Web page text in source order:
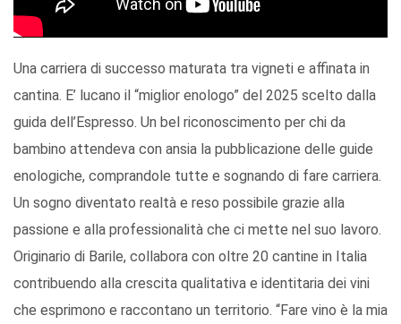
Una carriera di successo maturata tra vigneti e affinata in
cantina. E’ lucano il “miglior enologo” del 2025 scelto dalla
guida dell’Espresso. Un bel riconoscimento per chi da
bambino attendeva con ansia la pubblicazione delle guide
enologiche, comprandole tutte e sognando di fare carriera.
Un sogno diventato realtà e reso possibile grazie alla
passione e alla professionalità che ci mette nel suo lavoro.
Originario di Barile, collabora con oltre 20 cantine in Italia
contribuendo alla crescita qualitativa e identitaria dei vini
che esprimono e raccontano un territorio. “Fare vino è la mia